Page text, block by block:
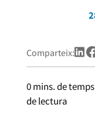
Comparteix:
0mins. de temps
de lectura